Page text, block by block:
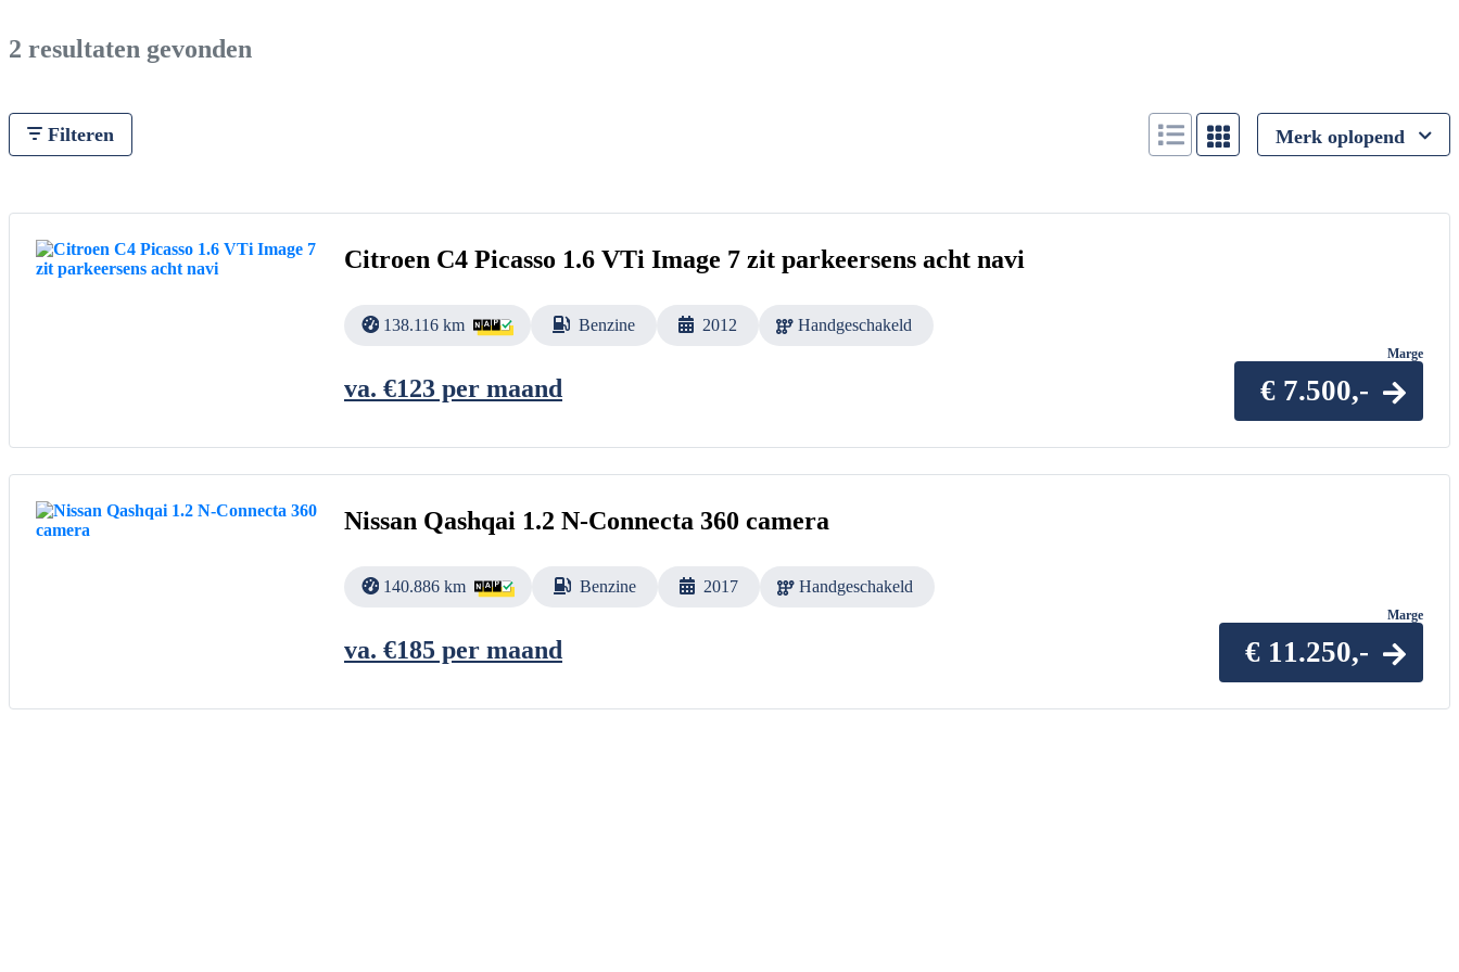
2 resultaten gevonden
Filteren Merk oplopend
Citroen C4 Picasso 1.6 VTi Image 7 zit parkeersens acht navi
138.116 km Benzine 2012 Handgeschakeld
va. €123 per maand
Marge
€ 7.500,-
Nissan Qashqai 1.2 N-Connecta 360 camera
140.886 km Benzine 2017 Handgeschakeld
va. €185 per maand
Marge
€ 11.250,-